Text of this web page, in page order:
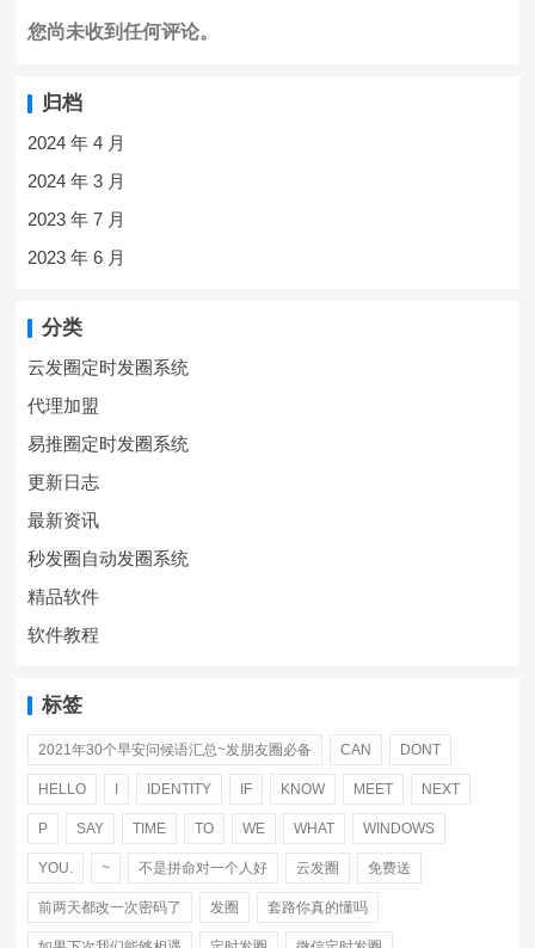
您尚未收到任何评论。
归档
2024 年 4 月
2024 年 3 月
2023 年 7 月
2023 年 6 月
分类
云发圈定时发圈系统
代理加盟
易推圈定时发圈系统
更新日志
最新资讯
秒发圈自动发圈系统
精品软件
软件教程
标签
2021年30个早安问候语汇总~发朋友圈必备 CAN DONT
HELLO IDENTITY IF KNOW MEET NEXT
P SAY TIME TO WE WHAT WINDOWS
YOU. ~ 不是拼命对一个人好 云发圈 免费送
前两天都改一次密码了 发圈 套路你真的懂吗